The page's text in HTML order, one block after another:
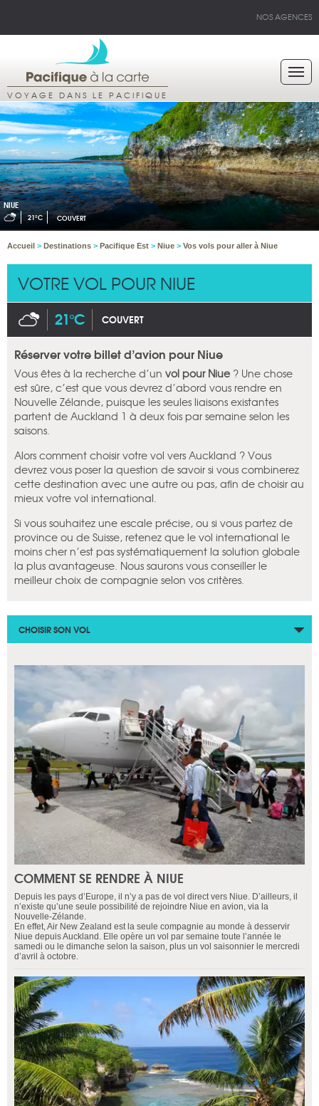
NOS AGENCES
VOYAGE DANS LE PACIFIQUE
NIUE
21°C COUVERT
Accueil > Destinations > Pacifique Est > Niue > Vos vols pour aller à Niue
VOTRE VOL POUR NIUE
21°C COUVERT
Réserver votre billet d’avion pour Niue
Vous êtes à la recherche d’un vol pour Niue ? Une chose
est sûre, c’est que vous devrez d’abord vous rendre en
Nouvelle Zélande, puisque les seules liaisons existantes
partent de Auckland 1 à deux fois par semaine selon les
saisons.
Alors comment choisir votre vol vers Auckland ? Vous
devrez vous poser la question de savoir si vous combinerez
cette destination avec une autre ou pas, afin de choisir au
mieux votre vol international.
Si vous souhaitez une escale précise, ou si vous partez de
province ou de Suisse, retenez que le vol international le
moins cher n’est pas systématiquement la solution globale
la plus avantageuse. Nous saurons vous conseiller le
meilleur choix de compagnie selon vos critères.
CHOISIR SON VOL
COMMENT SE RENDRE À NIUE
Depuis les pays d’Europe, il n’y a pas de vol direct vers Niue. D’ailleurs, il
n’existe qu’une seule possibilité de rejoindre Niue en avion, via la
Nouvelle-Zélande.
En effet, Air New Zealand est la seule compagnie au monde à desservir
Niue depuis Auckland. Elle opère un vol par semaine toute l’année le
samedi ou le dimanche selon la saison, plus un vol saisonnier le mercredi
d’avril à octobre.